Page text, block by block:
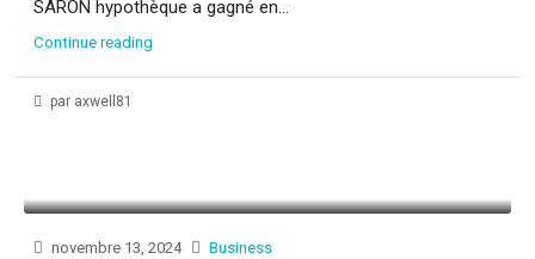
SARON hypothèque a gagné en...
Continue reading
par axwell81
novembre 13, 2024 Business